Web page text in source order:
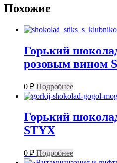
Похожие
Горький
розовым вином
0 ₽ Подробнее
Горький
STYX
0 ₽ Подробнее